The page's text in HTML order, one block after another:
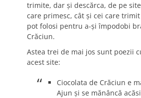
trimite, dar și descărca, de pe
care primesc, cât și cei care
pot folosi pentru a-și împodobi
Crăciun.
Astea trei de mai jos sunt poezii
acest site:
Ciocolata de Crăciun e
Ajun și se mănâncă